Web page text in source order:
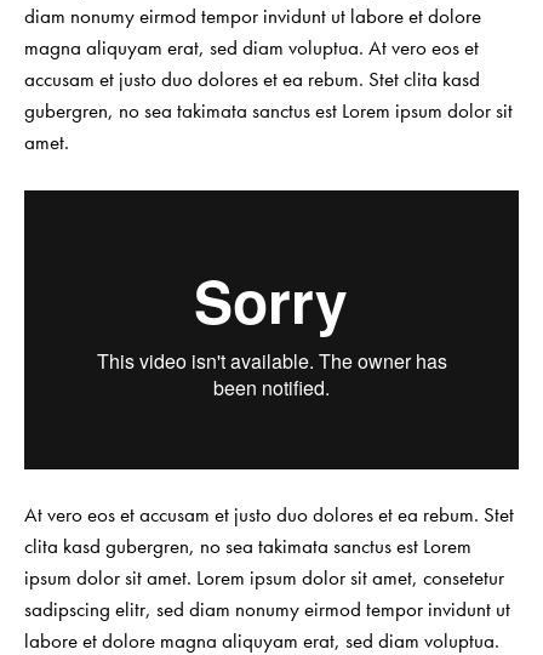
diam nonumy eirmod tempor invidunt ut labore et dolore
magna aliquyam erat, sed diam voluptua. At vero eos et
accusam et justo duo dolores et ea rebum. Stet clita kasd
gubergren, no sea takimata sanctus est Lorem ipsum dolor sit
amet.
At vero eos et accusam et justo duo dolores et ea rebum. Stet
clita kasd gubergren, no sea takimata sanctus est Lorem
ipsum dolor sit amet. Lorem ipsum dolor sit amet, consetetur
sadipscing elitr, sed diam nonumy eirmod tempor invidunt ut
labore et dolore magna aliquyam erat, sed diam voluptua.